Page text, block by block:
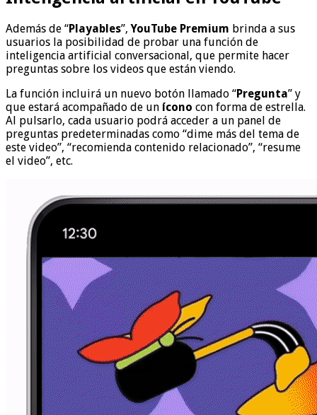
Además de “Playables”,YouTube Premium brinda a sus
usuarios la posibilidad de probar una función de
inteligencia artificial conversacional, que permite hacer
preguntas sobre los videos que están viendo.
La función incluirá un nuevo botón llamado “Pregunta” y
que estará acompañado de un ícono con forma de estrella.
Al pulsarlo, cada usuario podrá acceder a un panel de
preguntas predeterminadas como “dime más del tema de
este video”, “recomienda contenido relacionado”, “resume
el video”, etc.